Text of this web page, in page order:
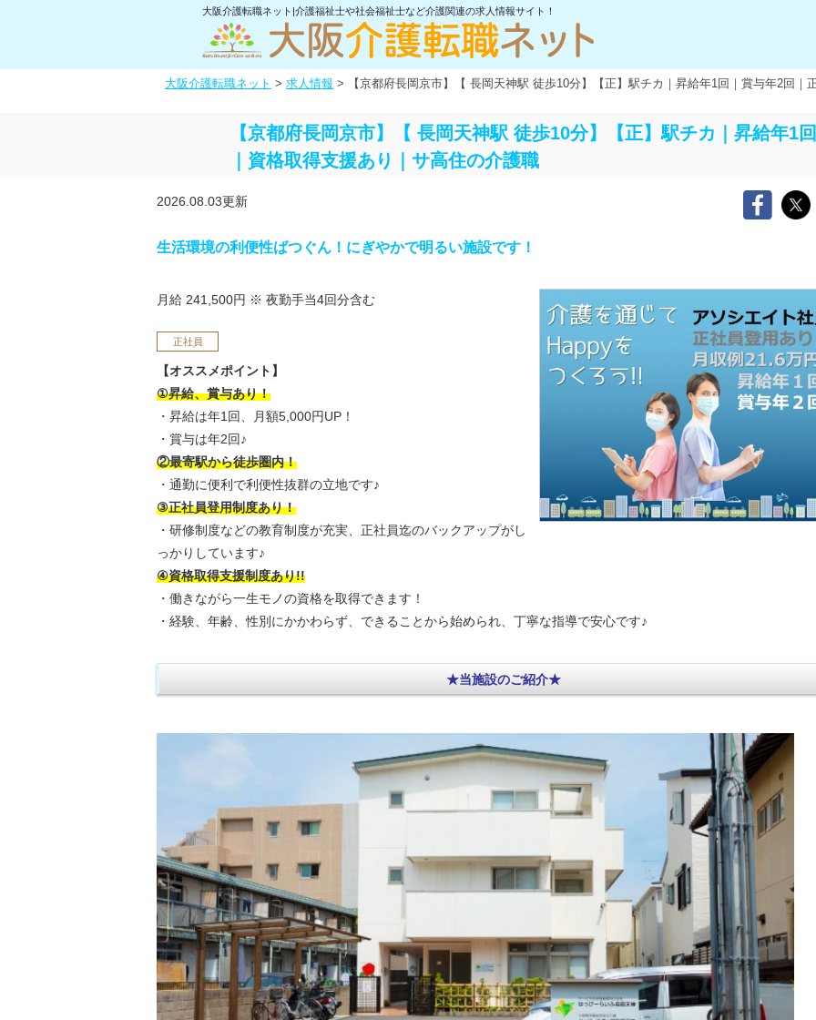
大阪介護転職ネット|介護福祉士や社会福祉士など介護関連の求人情報サイト！
大阪介護転職ネット > 求人情報 > 【京都府長岡京市】【 長岡天神駅 徒歩10分】【正】駅チカ｜昇給年1回｜賞与年2回
【京都府長岡京市】【 長岡天神駅 徒歩10分】【正】駅チカ｜昇給年1
｜資格取得支援あり｜サ高住の介護職
2026.08.03更新
生活環境の利便性ばつぐん！にぎやかで明るい施設です！
月給 241,500円 ※ 夜勤手当4回分含む
正社員
【オススメポイント】
①昇給、賞与あり！
・昇給は年1回、月額5,000円UP！
・賞与は年2回♪
②最寄駅から徒歩圏内！
・通勤に便利で利便性抜群の立地です♪
③正社員登用制度あり！
・研修制度などの教育制度が充実、正社員迄のバックアップがし
っかりしています♪
④資格取得支援制度あり!!
・働きながら一生モノの資格を取得できます！
・経験、年齢、性別にかかわらず、できることから始められ、丁寧な指導で安心です♪
★当施設のご紹介★